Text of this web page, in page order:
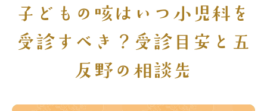
子どもの咳はいつ小児科を
受診すべき？受診目安と五
反野の相談先